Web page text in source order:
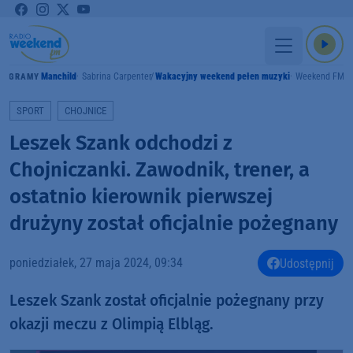
GRAMY Manchild Sabrina Carpenter Wakacyjny weekend pełen muzyki Weekend FM
SPORT CHOJNICE
Leszek Szank odchodzi z
Chojniczanki. Zawodnik, trener, a
ostatnio kierownik pierwszej
drużyny został oficjalnie pożegnany
poniedziałek, 27 maja 2024, 09:34 Udostępnij
Leszek Szank został oficjalnie pożegnany przy
okazji meczu z Olimpią Elbląg.